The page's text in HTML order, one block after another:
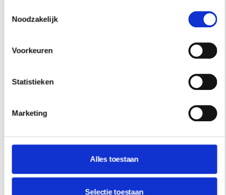
Noodzakelijk
Voorkeuren
Statistieken
Marketing
Alles toestaan
Selectie toestaan